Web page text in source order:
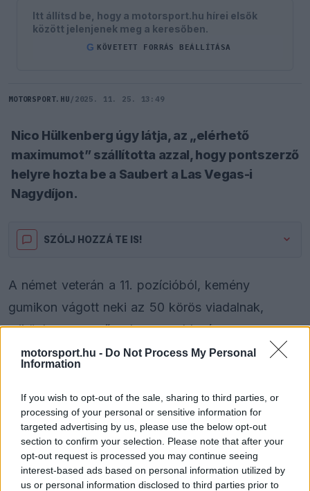
motorsport.hu - Do Not Process My Personal
Information
If you wish to opt-out of the sale, sharing to third parties, or
processing of your personal or sensitive information for
targeted advertising by us, please use the below opt-out
section to confirm your selection. Please note that after your
opt-out request is processed you may continue seeing
interest-based ads based on personal information utilized by
us or personal information disclosed to third parties prior to
Itt állítsd be, hogy a motorsport.hu hírei elsők
között jelenjenek meg a keresőben.
G KÖVETETT FORRÁS BEÁLLÍTÁSA
MOTORSPORT.HU / 2025. 11. 25. 13:49
Nico Hülkenberg úgy látja, az „elérhető
maximumot” szállította azzal, hogy pontszerző
helyre hozta be a Saubert a Las Vegas-i
Nagydíjon.
SZÓLJ HOZZÁ TE IS!
A német veterán a 11. pozícióból, kemény
gumikon vágott neki az 50 körös viadalnak,
miközben a mezőny legnagyobb része a
közepeseket választotta. Mindez azt jelentette,
futnia, amit sikeresen végre is hajtott, majd a
célban kilencedikként intette őt le a kockás
zászló.
A két McLaren kizárásával ebből aztán egy